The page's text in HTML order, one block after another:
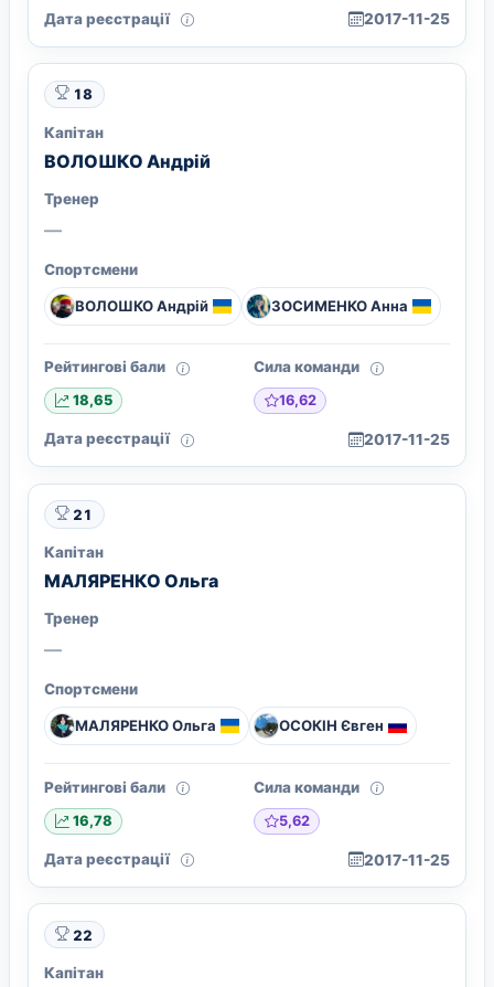
Дата реєстрації 2017-11-25
18
Капітан
ВОЛОШКО Андрiй
Тренер
—
Спортсмени
ВОЛОШКО Андрiй ЗОСИМЕНКО Анна
Рейтингові бали
18,65
Сила команди
16,62
Дата реєстрації 2017-11-25
21
Капітан
МАЛЯРЕНКО Ольга
Тренер
—
Спортсмени
МАЛЯРЕНКО Ольга ОСОКІН Євген
Рейтингові бали
16,78
Сила команди
5,62
Дата реєстрації 2017-11-25
22
Капітан